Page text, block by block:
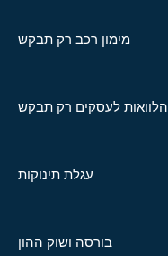
מימון רכב רק תבקש
הלוואות לעסקים רק תבקש
עגלת תינוקות
בורסה ושוק ההון